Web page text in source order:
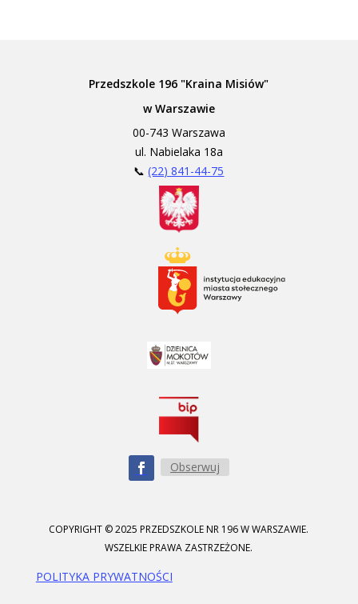
Przedszkole 196 "Kraina Misiów"
w Warszawie
00-743 Warszawa
ul. Nabielaka 18a
📞(22) 841-44-75
Obserwuj
COPYRIGHT © 2025 PRZEDSZKOLE NR 196 W WARSZAWIE.
WSZELKIE PRAWA ZASTRZEŻONE.
POLITYKA PRYWATNOŚCI